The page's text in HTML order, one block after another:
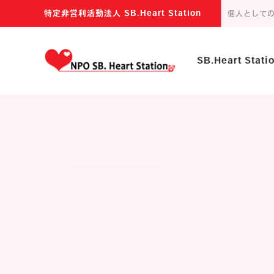
特定非営利活動法人 SB.Heart Station 個人として
SB.Heart